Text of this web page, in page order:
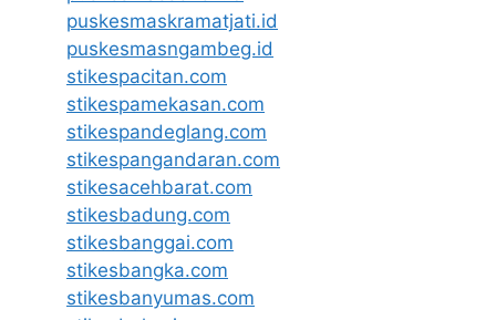
puskesmaskramatjati.id
puskesmasngambeg.id
stikespacitan.com
stikespamekasan.com
stikespandeglang.com
stikespangandaran.com
stikesacehbarat.com
stikesbadung.com
stikesbanggai.com
stikesbangka.com
stikesbanyumas.com